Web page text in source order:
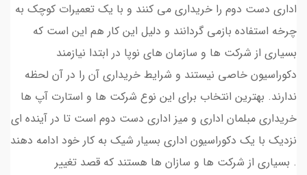
اداری دست دوم را خریداری می کنند و با یک تعمیرات کوچک به
چرخه استفاده بازمی گردانند و دلیل این کار هم این است که
بسیاری از شرکت ها و سازمان های نوپا در ابتدا نیازمند
دکوراسیون خاصی نیستند و شرایط خریداری آن را در آن لحظه
ندارند. بهترین انتخاب برای این نوع شرکت ها و استارت آپ ها
خریداری مبلمان اداری و میز اداری دست دوم است تا در آینده ای
نزدیک با یک دکوراسیون اداری بسیار شیک به کار خود ادامه دهند
. بسیاری از شرکت ها و سازان ها هستند که قصد تغییر